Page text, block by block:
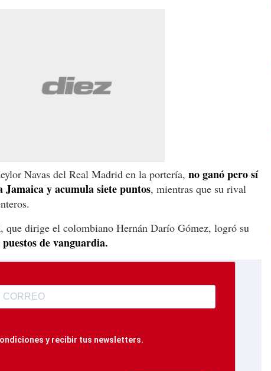
Navas del Real Madrid en la portería, no ganó pero sí
Jamaica y acumula siete puntos, mientras que su rival
que dirige el colombiano Hernán Darío Gómez, logró su
de vanguardia.
y recibir tus newsletters.